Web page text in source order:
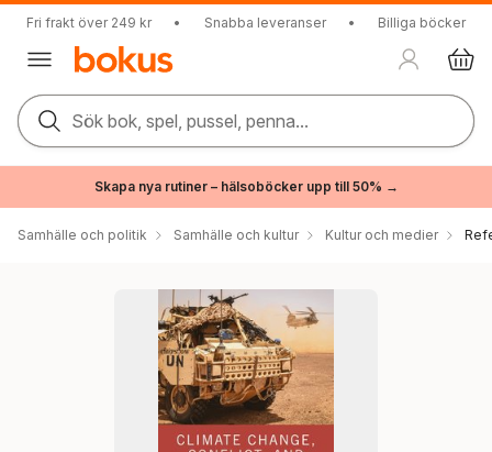
Fri frakt över 249 kr • Snabba leveranser • Billiga böcker
Sök bok, spel, pussel, penna...
Skapa nya rutiner – hälsoböcker upp till 50% →
Samhälle och politik Samhälle och kultur Kultur och medier